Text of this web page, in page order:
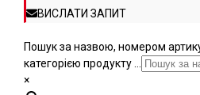
ВИСЛАТИ ЗАПИТ
Пошук за назвою, номером
категорією продукту ...
×